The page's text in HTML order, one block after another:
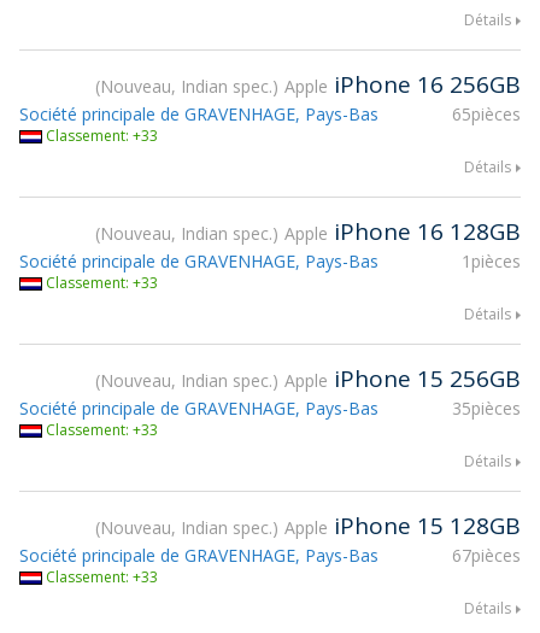
Détails
Nouveau, Indian spec. Apple iPhone 16 256GB
65pièces
Société principale de GRAVENHAGE, Pays-Bas
Classement: +33
Détails
Nouveau, Indian spec. Apple iPhone 16 128GB
1pièces
Société principale de GRAVENHAGE, Pays-Bas
Classement: +33
Détails
Nouveau, Indian spec. Apple iPhone 15 256GB
35pièces
Société principale de GRAVENHAGE, Pays-Bas
Classement: +33
Détails
Nouveau, Indian spec. Apple iPhone 15 128GB
67pièces
Société principale de GRAVENHAGE, Pays-Bas
Classement: +33
Détails